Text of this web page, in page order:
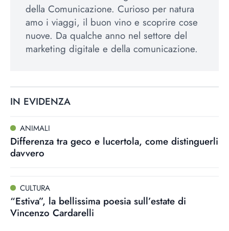
della Comunicazione. Curioso per natura
amo i viaggi, il buon vino e scoprire cose
nuove. Da qualche anno nel settore del
marketing digitale e della comunicazione.
IN EVIDENZA
ANIMALI
Differenza tra geco e lucertola, come distinguerli
davvero
CULTURA
“Estiva”, la bellissima poesia sull’estate di
Vincenzo Cardarelli